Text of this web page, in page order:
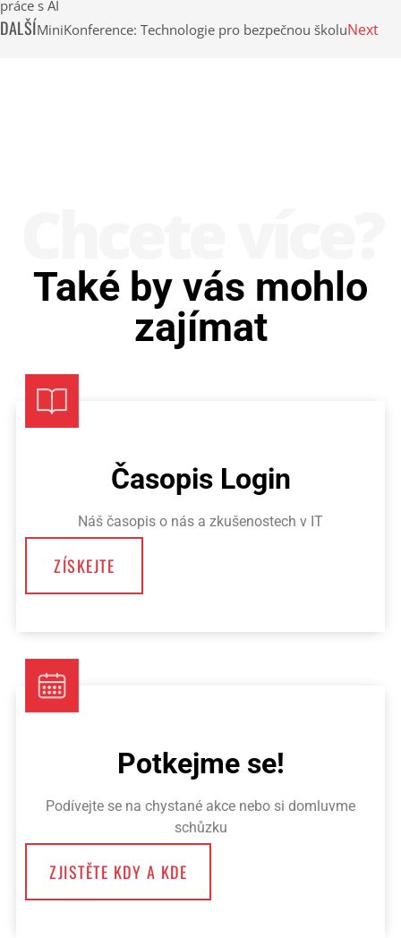
práce s AI
DALŠÍMiniKonference: Technologie pro bezpečnou školuNext
Také by vás mohlo
zajímat
Časopis Login
Náš časopis o nás a zkušenostech v IT
ZÍSKEJTE
Potkejme se!
Podívejte se na chystané akce nebo si domluvme
schůzku
ZJISTĚTE KDY A KDE